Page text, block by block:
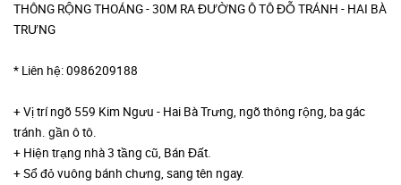
THÔNG RỘNG THOÁNG - 30M RA ĐƯỜNG Ô TÔ ĐỖ TRÁNH - HAI BÀ
TRƯNG
* Liên hệ: 0986209188
+ Vị trí ngõ 559 Kim Ngưu - Hai Bà Trưng, ngõ thông rộng, ba gác
tránh. gần ô tô.
+ Hiện trạng nhà 3 tầng cũ, Bán Đất.
+ Sổ đỏ vuông bánh chưng, sang tên ngay.